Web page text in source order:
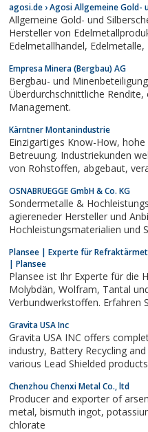
sowie Grade 5 beinhaltet Folien, Bleche,
Sondermetalle wie
agosi.de › Agosi Allgemeine Gold-
Allgemeine Gold- und
Hersteller von Edelmetallprodukten,
Edelmetallhandel, Edelmetalle, Edelmetallrecycling,
Empresa Minera (Bergbau) AG
Bergbau- und
Überdurchschnittliche Rendite, erstklassiges Portfolio und bestes
Management.
Kärntner Montanindustrie
Einzigartiges Know-How, hohe Flexibilität und zeitnahe
Betreuung. Industriekunden
von
OSNABRUEGGE GmbH & Co. KG
Sondermetalle &
agiereneder Hersteller und
Hochleistungsmaterialien und
Produktspektrum für
Dabei hilft nicht zuletzt
Plansee | Experte für
| Plansee
Plansee ist Ihr Experte für die
Molybdän, Wolfram, Tantal und wolframbasierten
Verbundwerkstoffen. Erfahren
Gravita USA Inc
Gravita USA INC offers
industry, Battery Recycling and has specialization in offering
various Lead Shielded
Chenzhou Chenxi Metal Co., ltd
Producer and exporter of arsenic metal, arsenic
metal, bismuth ingot, potassium perchlorate and potassium
chlorate